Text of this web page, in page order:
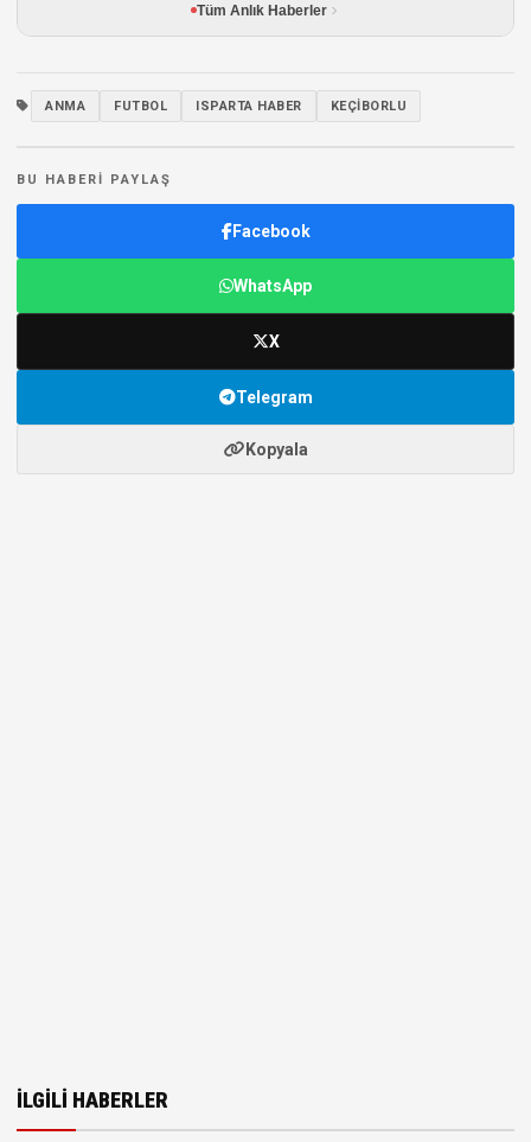
Tüm Anlık Haberler
ANMA FUTBOL ISPARTA HABER KEÇIBORLU
BU HABERI PAYLAŞ
Facebook
WhatsApp
X
Telegram
Kopyala
İLGILI HABERLER